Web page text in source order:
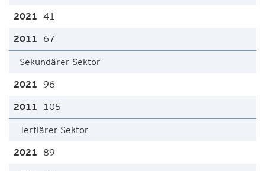
41
67
Sekundärer Sektor
96
105
Tertiärer Sektor
89